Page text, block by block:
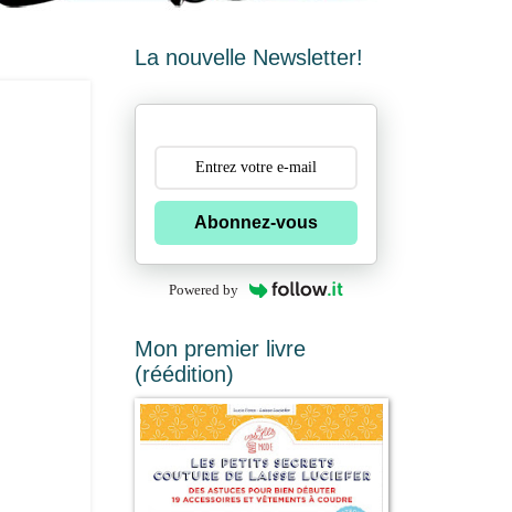
La nouvelle Newsletter!
Abonnez-vous
Powered by
Mon premier livre
(réédition)